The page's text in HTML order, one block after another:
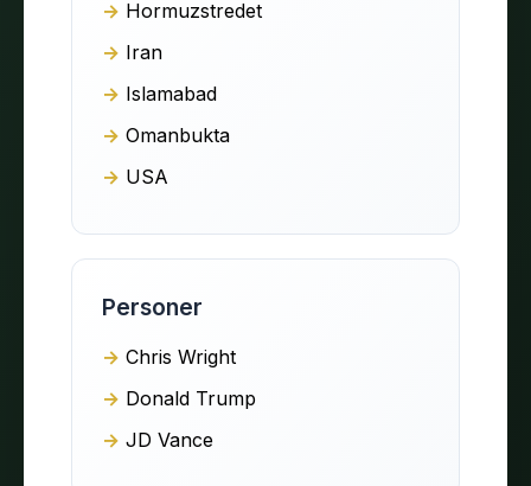
Hormuzstredet
Iran
Islamabad
Omanbukta
USA
Personer
Chris Wright
Donald Trump
JD Vance